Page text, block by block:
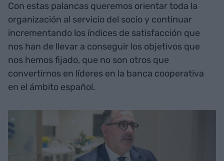
Con estas palancas queremos orientar toda la
organización al servicio del socio y continuar
incrementando los índices de satisfacción que
nos han de llevar a conseguir los objetivos que
nos hemos fijado, que no son otros que
convertirnos en líderes en la banca cooperativa
en el ámbito español.